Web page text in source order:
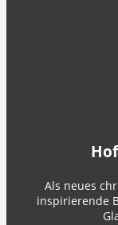
Als neues
inspirierende